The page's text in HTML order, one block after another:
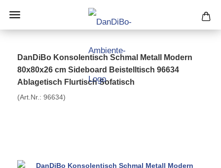
DanDiBo Konsolentisch Schmal Metall Modern
80x80x26 cm Sideboard Beistelltisch 96634
Ablagetisch Flurtisch Sofatisch
(Art.Nr.: 96634)